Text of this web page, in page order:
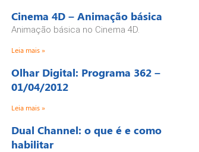
Cinema 4D – Animação básica
Animação básica no Cinema 4D.
Leia mais »
Olhar Digital: Programa 362 –
01/04/2012
Leia mais »
Dual Channel: o que é e como
habilitar